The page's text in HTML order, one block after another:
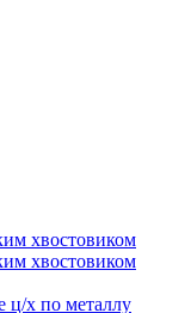
хвостовиком
хвостовиком
ц/х по металлу